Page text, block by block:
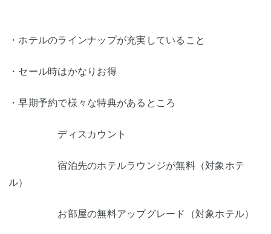
・ホテルのラインナップが充実していること
・セール時はかなりお得
・早期予約で様々な特典があるところ
ディスカウント
宿泊先のホテルラウンジが無料（対象ホテ
ル）
お部屋の無料アップグレード（対象ホテル）